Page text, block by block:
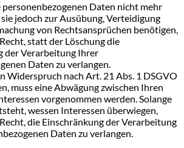
Daten nicht mehr
jedoch zur Ausübung, Verteidigung
von Rechtsansprüchen benötigen,
statt der Löschung die
der Verarbeitung Ihrer
Daten zu verlangen.
Widerspruch nach Art. 21 Abs. 1 DSGVO
muss eine Abwägung zwischen Ihren
vorgenommen werden. Solange
wessen Interessen überwiegen,
die Einschränkung der Verarbeitung
Daten zu verlangen.